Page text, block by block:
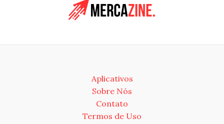
Aplicativos
Sobre Nós
Contato
Termos de Uso